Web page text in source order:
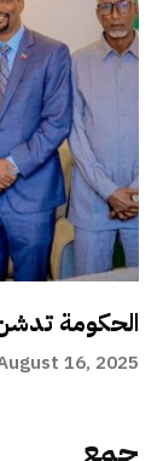
الحكومة تدشن
16, 2025
جمع